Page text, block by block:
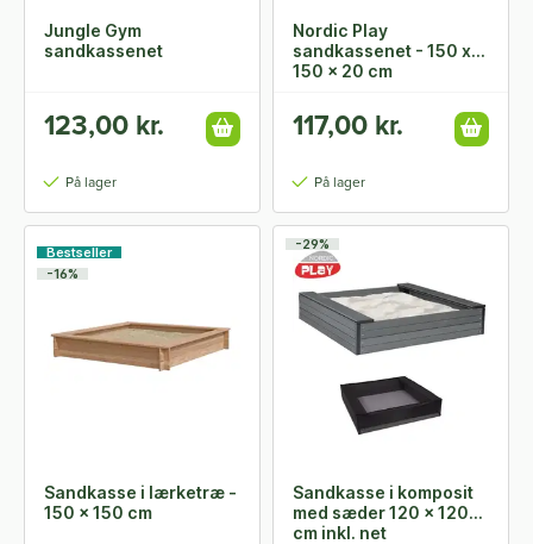
Jungle Gym
sandkassenet
123,00 kr.
På lager
Nordic Play
sandkassenet - 150 x
150 x 20 cm
117,00 kr.
På lager
Bestseller
-16%
Sandkasse i lærketræ -
150 x 150 cm
-29%
Sandkasse i komposit
med sæder 120 x 120
cm inkl. net